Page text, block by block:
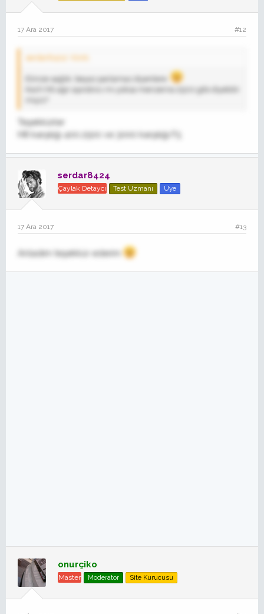
17 Ara 2017 #12
serdar8424' Alıntı:
Elinize sağlık, beyaz parlamaz diyenlere
Koch h8 ağır aşındırıcı mı yoksa menzerna 2500 gibi diyebilir
Teşekkürler
H8 karşılığı 400.2500 ve 3000 karşılığı F5
serdar8424
Çaylak Detaycı Test Uzmanı Üye
17 Ara 2017 #13
Anladım teşekkür ederim
onurçiko
Master Moderator Site Kurucusu